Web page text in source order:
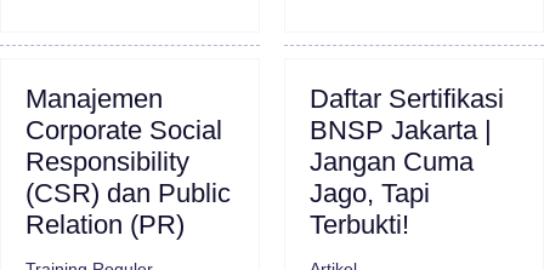
Manajemen
Corporate Social
Responsibility
(CSR) dan Public
Relation (PR)
Daftar Sertifikasi
BNSP Jakarta |
Jangan Cuma
Jago, Tapi
Terbukti!